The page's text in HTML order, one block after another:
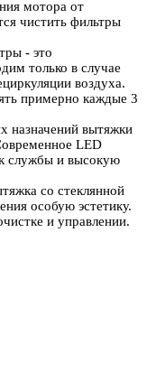
мотора от
чистить фильтры
- это
только в случае
воздуха.
примерно каждые 3
назначений вытяжки
LED
службы и высокую
со стеклянной
особую эстетику.
и управлении.